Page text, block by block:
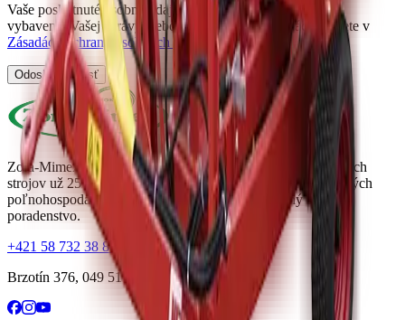
Vaše poskytnuté osobné údaje budú spracúvané za účelom
vybavenia Vašej správy alebo dopytu. Viac informácií nájdete v
Zásadách ochrany osobných údajov
Odoslať žiadosť
Zora-Mimex servis s.r.o. – predaj a servis poľnohospodárskych
strojov už 25 rokov na trhu.Spoľahlivý partner pre slovenských
poľnohospodárov. Prémiová technika, autorizovaný servis a
poradenstvo.
+421 58 732 38 81
predaj@zoramimex.sk
Brzotín 376, 049 51 Brzotín